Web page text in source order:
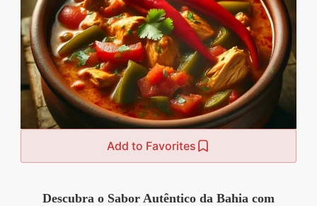
Add to Favorites
Descubra o Sabor Autêntico da Bahia com